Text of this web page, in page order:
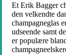
Et Erik Bagger
den velkendte
champagneglas
udseende samt
er populære